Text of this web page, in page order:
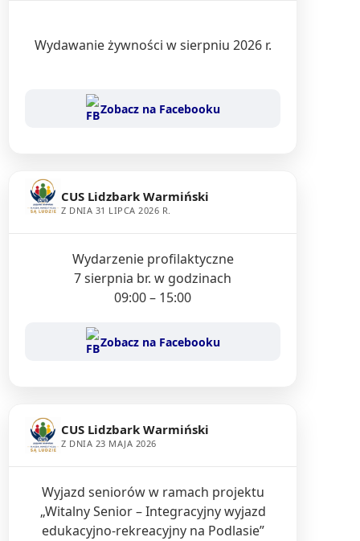
Wydawanie żywności w sierpniu 2026 r.
Zobacz na Facebooku
CUS Lidzbark Warmiński
Z DNIA 31 LIPCA 2026 R.
Wydarzenie profilaktyczne
7 sierpnia br. w godzinach
09:00 – 15:00
Zobacz na Facebooku
CUS Lidzbark Warmiński
Z DNIA 23 MAJA 2026
Wyjazd seniorów w ramach projektu
„Witalny Senior – Integracyjny wyjazd
edukacyjno-rekreacyjny na Podlasie”